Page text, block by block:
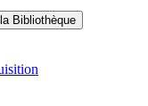
Bibliothèque